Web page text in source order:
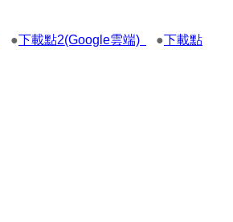
●下載點2(Google雲端) ●下載點